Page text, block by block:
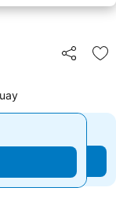
Compartir